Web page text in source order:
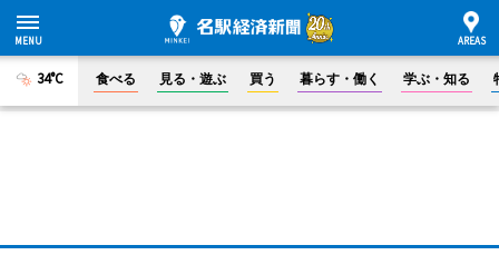
34°C 食べる 見る・遊ぶ 買う 暮らす・働く 学ぶ・知る